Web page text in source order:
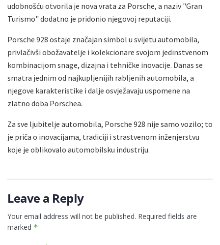
udobnošću otvorila je nova vrata za Porsche, a naziv "Gran
Turismo" dodatno je pridonio njegovoj reputaciji.
Porsche 928 ostaje značajan simbol u svijetu automobila,
privlačivši obožavatelje i kolekcionare svojom jedinstvenom
kombinacijom snage, dizajna i tehničke inovacije. Danas se
smatra jednim od najkupljenijih rabljenih automobila, a
njegove karakteristike i dalje osvježavaju uspomene na
zlatno doba Porschea.
Za sve ljubitelje automobila, Porsche 928 nije samo vozilo; to
je priča o inovacijama, tradiciji i strastvenom inženjerstvu
koje je oblikovalo automobilsku industriju.
Leave a Reply
Your email address will not be published. Required fields are
marked *